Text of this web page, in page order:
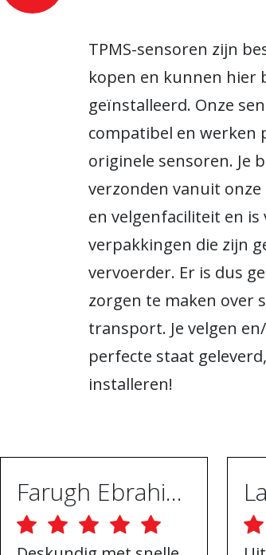
TPMS-sensoren zijn
kopen en kunnen hier
geïnstalleerd. Onze
compatibel en werken
originele sensoren. Je
verzonden vanuit
en velgenfaciliteit en is
verpakkingen die zijn
vervoerder. Er is dus
zorgen te maken over
transport. Je velgen
perfecte staat
installeren!
Farugh Ebrahimpur